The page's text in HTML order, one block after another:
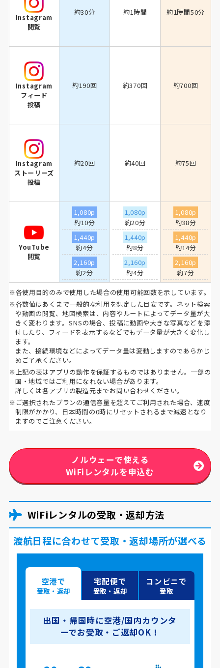
Instagram
閲覧
約30分 約1時間 約1時間50分
Instagram
フィード
投稿
約190回 約370回 約700回
Instagram
ストーリーズ
投稿
約20回 約40回 約75回
YouTube
閲覧
1,080p
約10分
1,440p
約4分
2,160p
約2分
1,080p
約20分
1,440p
約8分
2,160p
約4分
1,080p
約38分
1,440p
約14分
2,160p
約7分
※各使用目的のみで使用した場合の使用可能回数を示しています。
※各数値はあくまで一般的な利用を想定した目安です。ネット検索
や動画の閲覧、地図検索は、内容やルートによってデータ量が大
きく変わります。SNSの場合、投稿に動画や大きな写真などを添
付したり、フィードを表示するなどでもデータ量が大きく変化し
ます。
また、接続環境などによってデータ量は変動しますのであらかじ
めご了承ください。
※上記の表はアプリの動作を保証するものではありません。一部の
国・地域ではご利用になれない場合があります。
詳しくは各アプリの製造元までお問い合わせください。
※ご選択されたプランの通信容量を超えてご利用された場合、速度
制限がかかり、日本時間の0時にリセットされるまで減速となり
ますのでご注意ください。
ノルウェーで使える
WiFiレンタルを申込む
WiFiレンタルの受取・返却方法
渡航日程に合わせて受取・返却場所が選べる
空港で
受取・返却
宅配便で
受取・返却
コンビニで
受取
出国・帰国時に空港/国内カウンタ
ーでお受取・ご返却OK！